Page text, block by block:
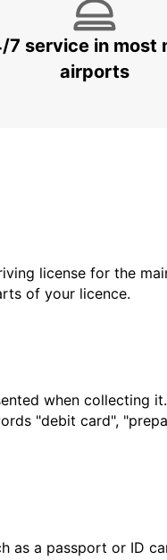
7 service in most
airports
license for the
of your licence.
when collecting
"debit card",
a passport or ID